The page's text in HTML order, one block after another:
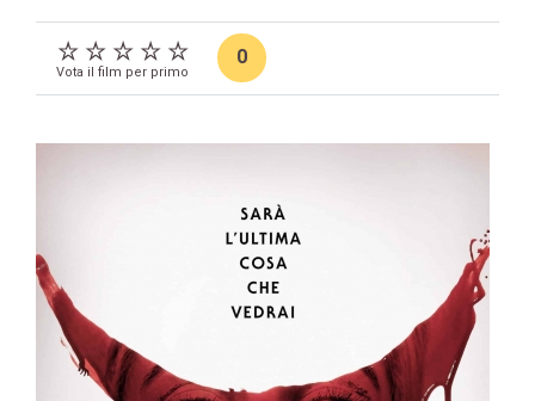
Vota il film per primo
0